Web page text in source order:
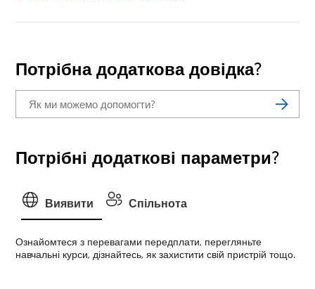
Потрібна додаткова довідка?
Потрібні додаткові параметри?
Виявити Спільнота
Ознайомтеся з перевагами передплати, перегляньте
навчальні курси, дізнайтесь, як захистити свій пристрій тощо.